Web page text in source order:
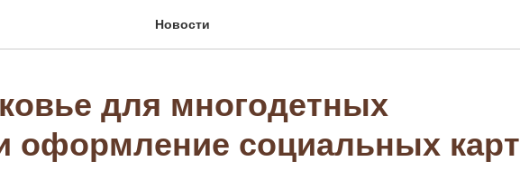
Новости
для многодетных
оформление социальных карт